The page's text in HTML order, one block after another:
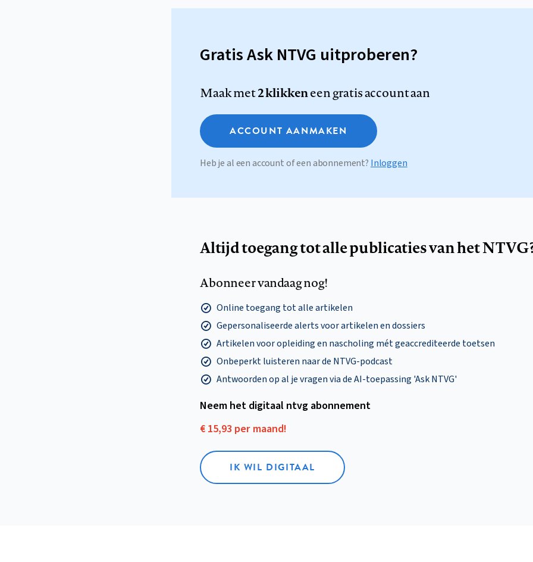
Gratis Ask NTVG uitproberen?
Maak met2 klikkeneen gratis account aan
ACCOUNT AANMAKEN
Heb je al een account of een abonnement? Inloggen
Altijd toegang tot alle publicaties van het
Abonneer vandaag nog!
Online toegang tot alle artikelen
Gepersonaliseerde alerts voor artikelen en dossiers
Artikelen voor opleiding en nascholing mét geaccrediteerde toetsen
Onbeperkt luisteren naar de NTVG-podcast
Antwoorden op al je vragen via de AI-toepassing 'Ask NTVG'
Neem het digitaal ntvg abonnement
€ 15,93 per maand!
IK WIL DIGITAAL